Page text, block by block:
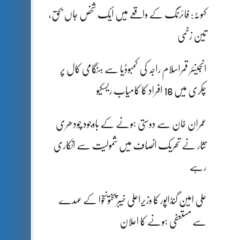
کہوٹہ: فائرنگ کے واقعے میں ایک شخص جاں بحق،
تین زخمی
انجینئر قمراسلام راجہ کی کمبوڈیا سے ہنگامی کال پر
چکری میں 16 افراد کا کامیاب ریسکیو
عمران خان سے دوستی ہونے کے باوجود چودھری
نثار نے تحریک انصاف میں شمولیت سے انکاری
رہے
علی امین گنڈاپور کا وزیراعلیٰ خیبرپختونخوا کے عہدے
سے مستعفی ہونے کا اعلان